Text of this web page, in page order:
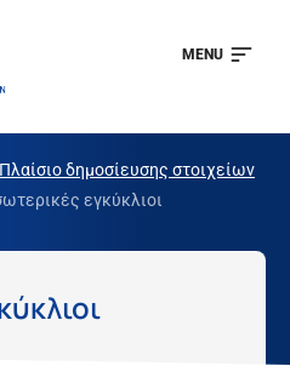
MENU
Πλαίσιο δημοσίευσης στοιχείων
εγκύκλιοι